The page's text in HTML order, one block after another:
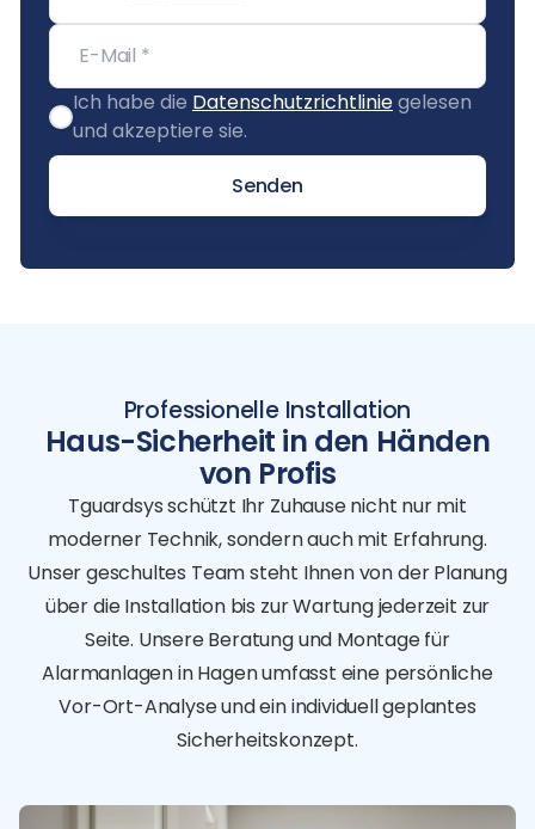
Ich habe die Datenschutzrichtliniegelesen
und akzeptiere sie.
Senden
Professionelle Installation
Haus-Sicherheit in den Händen
von Profis
Tguardsys schützt Ihr Zuhause nicht nur mit
moderner Technik, sondern auch mit Erfahrung.
Unser geschultes Team steht Ihnen von der Planung
über die Installation bis zur Wartung jederzeit zur
Seite. Unsere Beratung und Montage für
Alarmanlagen in Hagen umfasst eine persönliche
Vor-Ort-Analyse und ein individuell geplantes
Sicherheitskonzept.